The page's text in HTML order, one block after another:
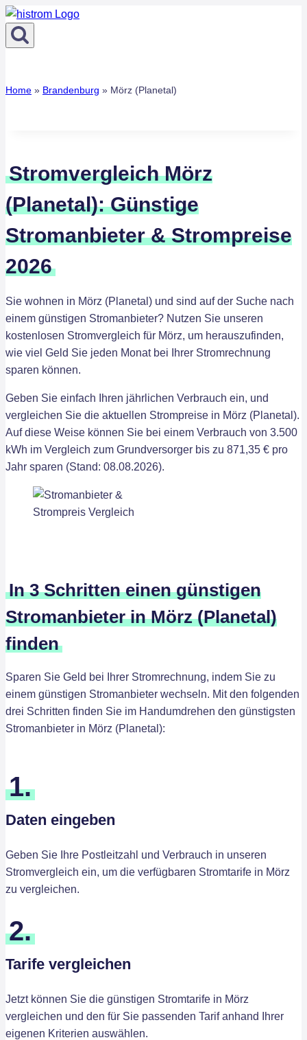
Zum
Inhalt
springen
Home » Brandenburg » Mörz (Planetal)
Stromvergleich Mörz
(Planetal): Günstige
Stromanbieter & Strompreise
2026
Sie wohnen in Mörz (Planetal) und sind auf der Suche nach
einem günstigen Stromanbieter? Nutzen Sie unseren
kostenlosen Stromvergleich für Mörz, um herauszufinden,
wie viel Geld Sie jeden Monat bei Ihrer Stromrechnung
sparen können.
Geben Sie einfach Ihren jährlichen Verbrauch ein, und
vergleichen Sie die aktuellen Strompreise in Mörz (Planetal).
Auf diese Weise können Sie bei einem Verbrauch von 3.500
kWh im Vergleich zum Grundversorger bis zu 871,35 € pro
Jahr sparen (Stand: 08.08.2026).
In 3 Schritten einen günstigen
Stromanbieter in Mörz (Planetal)
finden
Sparen Sie Geld bei Ihrer Stromrechnung, indem Sie zu
einem günstigen Stromanbieter wechseln. Mit den folgenden
drei Schritten finden Sie im Handumdrehen den günstigsten
Stromanbieter in Mörz (Planetal):
1.
Daten eingeben
Geben Sie Ihre Postleitzahl und Verbrauch in unseren
Stromvergleich ein, um die verfügbaren Stromtarife in Mörz
zu vergleichen.
2.
Tarife vergleichen
Jetzt können Sie die günstigen Stromtarife in Mörz
vergleichen und den für Sie passenden Tarif anhand Ihrer
eigenen Kriterien auswählen.